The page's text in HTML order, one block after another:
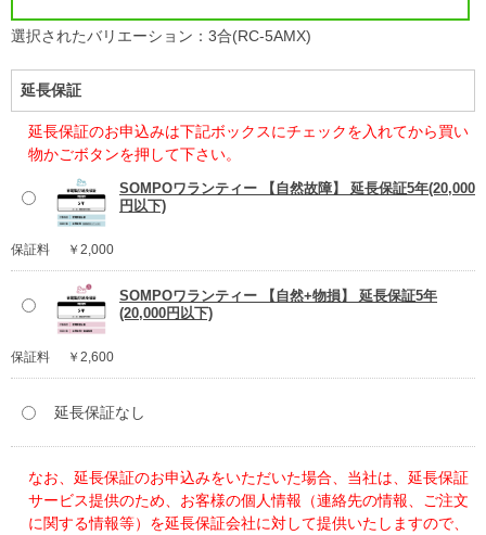
選択されたバリエーション：3合(RC-5AMX)
延長保証
延長保証のお申込みは下記ボックスにチェックを入れてから買い
物かごボタンを押して下さい。
SOMPOワランティー 【自然故障】 延長保証5年(20,000
円以下)
保証料 ￥2,000
SOMPOワランティー 【自然+物損】 延長保証5年
(20,000円以下)
保証料 ￥2,600
延長保証なし
なお、延長保証のお申込みをいただいた場合、当社は、延長保証
サービス提供のため、お客様の個人情報（連絡先の情報、ご注文
に関する情報等）を延長保証会社に対して提供いたしますので、